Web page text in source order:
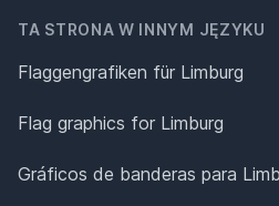
TA STRONA W INNYM JĘZYKU
Flaggengrafiken für Limburg
Flag graphics for Limburg
Gráficos de banderas para